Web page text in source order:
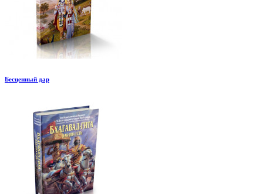
Бесценный дар